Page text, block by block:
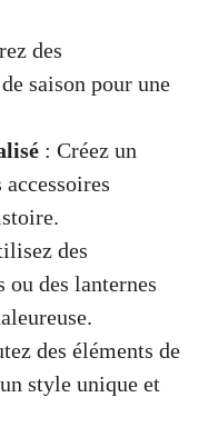
des
saison pour une
: Créez un
accessoires
des
ou des lanternes
des éléments de
style unique et